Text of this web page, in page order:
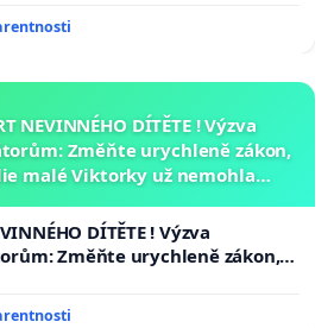
NEVINNÉHO DÍTĚTE ! Výzva
Změňte urychleně zákon,
malé Viktorky už nemohla
DÍTĚTE ! Výzva
Změňte urychleně zákon,
Viktorky už nemohla opakovat!